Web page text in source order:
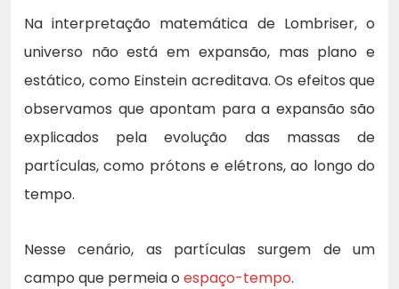
Na interpretação matemática de Lombriser, o
universo não está em expansão, mas plano e
estático, como Einstein acreditava. Os efeitos que
observamos que apontam para a expansão são
explicados pela evolução das massas de
partículas, como prótons e elétrons, ao longo do
tempo.
Nesse cenário, as partículas surgem de um
campo que permeia o espaço-tempo.